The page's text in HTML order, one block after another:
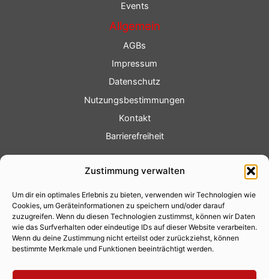
Zustimmung verwalten
Um dir ein optimales Erlebnis zu bieten, verwenden wir Technologien wie
Cookies, um Geräteinformationen zu speichern und/oder darauf
zuzugreifen. Wenn du diesen Technologien zustimmst, können wir Daten
wie das Surfverhalten oder eindeutige IDs auf dieser Website verarbeiten.
Wenn du deine Zustimmung nicht erteilst oder zurückziehst, können
bestimmte Merkmale und Funktionen beeinträchtigt werden.
Events
Allgemein
AGBs
Impressum
Datenschutz
Nutzungsbestimmungen
Kontakt
Barrierefreiheit
Fotoservice
Videoservice
Werbung
Contenterstellung
Lokalnachrichten
Lokalfernsehen